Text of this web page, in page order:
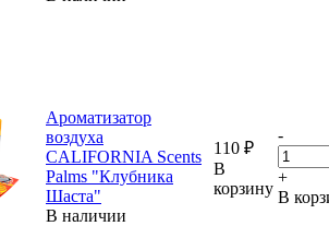
Ароматизатор
воздуха
CALIFORNIA Scents
Palms "Клубника
Шаста"
В наличии
110 ₽
В
корзину
-
+
В